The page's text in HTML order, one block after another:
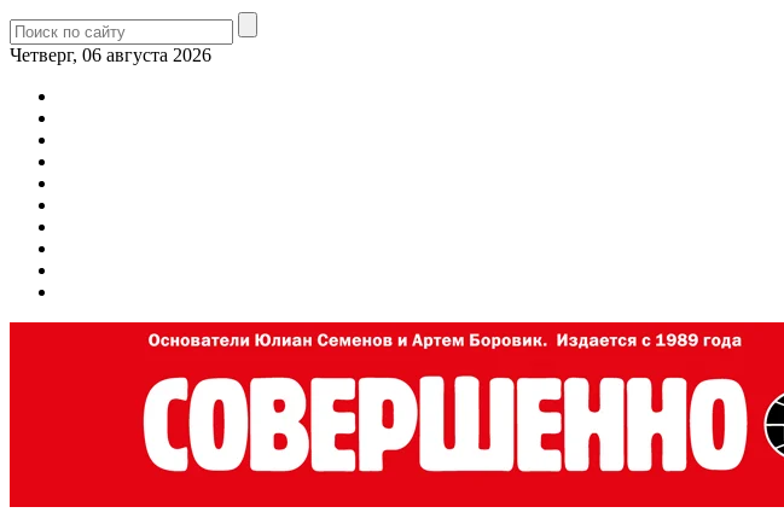
Четверг, 06 августа 2026